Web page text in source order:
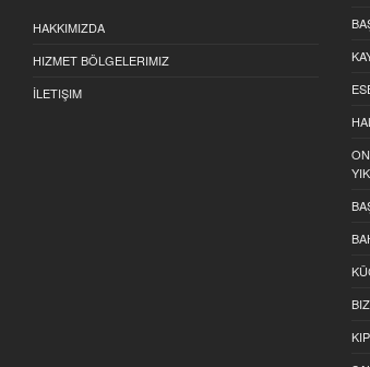
HAKKIMIZDA
HIZMET BÖLGELERIMIZ
İLETIŞIM